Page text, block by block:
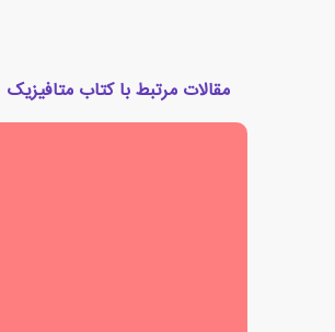
مقالات مرتبط با کتاب متافیزیک